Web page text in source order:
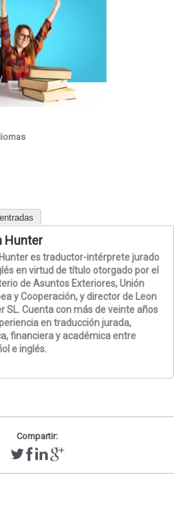
Hunter
es traductor-intérprete jurado
en virtud de título otorgado por el
de Asuntos Exteriores, Unión
y Cooperación, y director de Leon
SL. Cuenta con más de veinte años
en traducción jurada,
financiera y académica entre
e inglés.
Compartir: